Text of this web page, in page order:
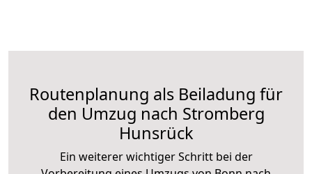
Routenplanung als Beiladung für
den Umzug nach Stromberg
Hunsrück
Ein weiterer wichtiger Schritt bei der